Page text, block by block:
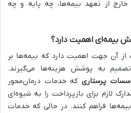
خارج از تعهد بیمه‌ها، چه پایه و چه
بیمه‌ای اهمیت دارد؟
آن جهت اهمیت دارد که بیمه‌ها بر
به پوشش هزینه‌ها می‌گیرند.
پرستاریکه خدمات درمان‌محور
لازم برای بازپرداخت را به شیوه‌ای
فراهم کنند. در حالی که خدمات